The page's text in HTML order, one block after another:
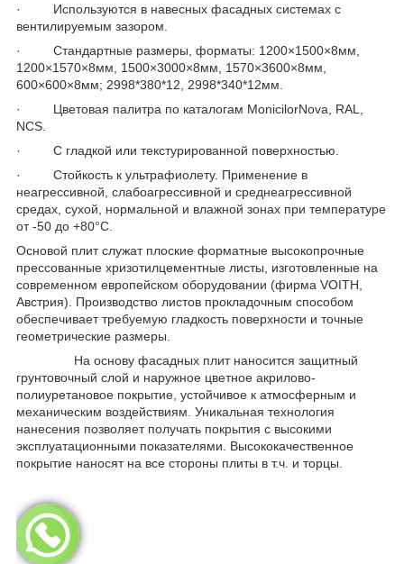
· Используются в навесных фасадных системах с
вентилируемым зазором.
· Стандартные размеры, форматы: 1200×1500×8мм,
1200×1570×8мм, 1500×3000×8мм, 1570×3600×8мм,
600×600×8мм; 2998*380*12, 2998*340*12мм.
· Цветовая палитра по каталогам MonicilorNova, RAL,
NCS.
· С гладкой или текстурированной поверхностью.
· Стойкость к ультрафиолету. Применение в
неагрессивной, слабоагрессивной и среднеагрессивной
средах, сухой, нормальной и влажной зонах при температуре
от -50 до +80°С.
Основой плит служат плоские форматные высокопрочные
прессованные хризотилцементные листы, изготовленные на
современном европейском оборудовании (фирма VOITH,
Австрия). Производство листов прокладочным способом
обеспечивает требуемую гладкость поверхности и точные
геометрические размеры.
На основу фасадных плит наносится защитный
грунтовочный слой и наружное цветное акрилово-
полиуретановое покрытие, устойчивое к атмосферным и
механическим воздействиям. Уникальная технология
нанесения позволяет получать покрытия с высокими
эксплуатационными показателями. Высококачественное
покрытие наносят на все стороны плиты в т.ч. и торцы.